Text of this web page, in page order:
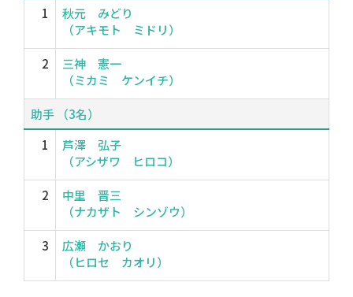
1
秋元 みどり
（アキモト ミドリ）
2
三神 憲一
（ミカミ ケンイチ）
助手 （3名）
1
芦澤 弘子
（アシザワ ヒロコ）
2
中里 晋三
（ナカザト シンゾウ）
3
広瀬 かおり
（ヒロセ カオリ）